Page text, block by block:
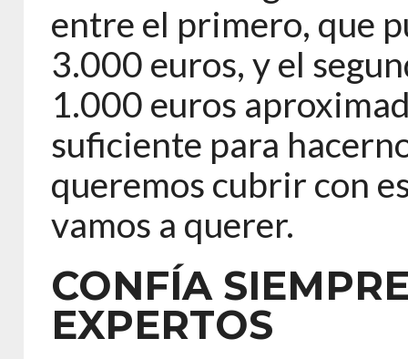
entre el primero, que
3.000 euros, y el
1.000 euros
suficiente para
queremos cubrir con
vamos a querer.
CONFÍA
EXPERTOS